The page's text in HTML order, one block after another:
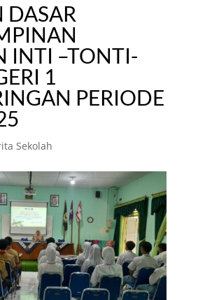
DASAR
INTI –TONTI-
1
PERIODE
Sekolah